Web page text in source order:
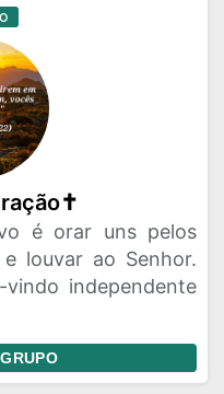
é orar uns pelos
louvar ao Senhor.
independente